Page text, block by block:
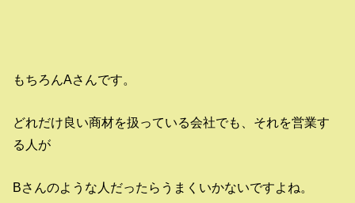
もちろんAさんです。
どれだけ良い商材を扱っている会社でも、それを営業す
る人が
Bさんのような人だったらうまくいかないですよね。